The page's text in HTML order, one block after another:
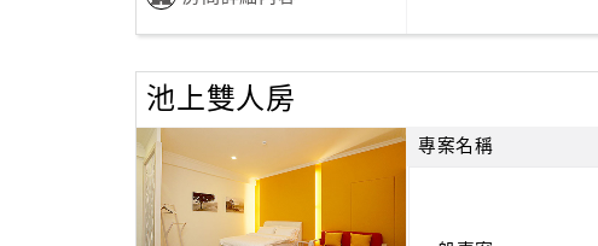
池上雙人房
專案名稱